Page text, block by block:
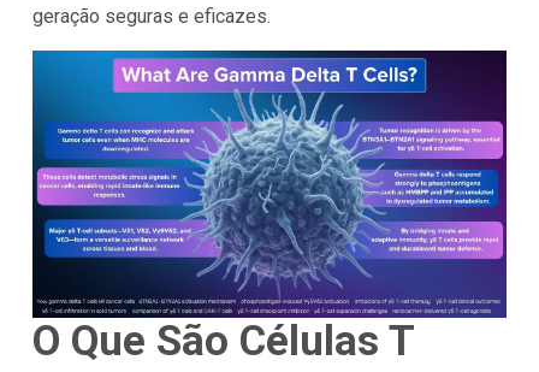
geração seguras e eficazes.
O Que São Células T